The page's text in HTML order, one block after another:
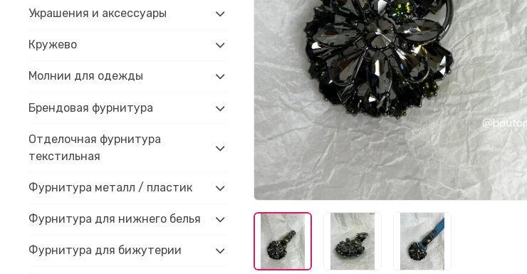
Украшения и аксессуары
Кружево
Молнии для одежды
Брендовая фурнитура
Отделочная фурнитура
текстильная
Фурнитура металл / пластик
Фурнитура для нижнего белья
Фурнитура для бижутерии